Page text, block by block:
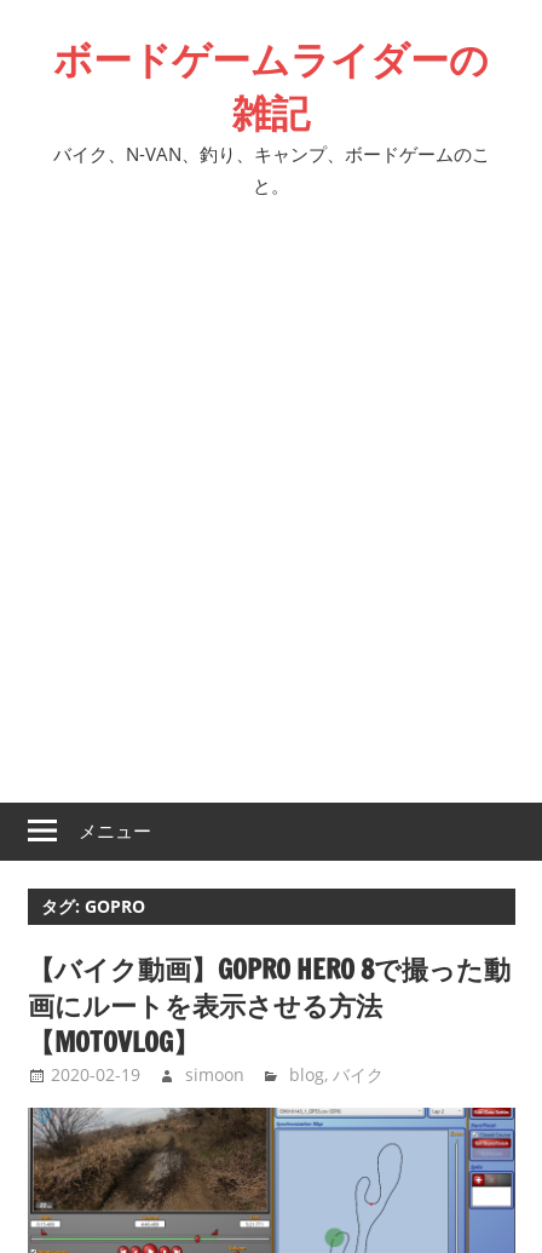
ボードゲームライダーの
雑記
バイク、N-VAN、釣り、キャンプ、ボードゲームのこ
と。
メニュー
タグ: GOPRO
【バイク動画】GOPRO HERO 8で撮った動
画にルートを表示させる方法
【MOTOVLOG】
2020-02-19 simoon blog,バイク